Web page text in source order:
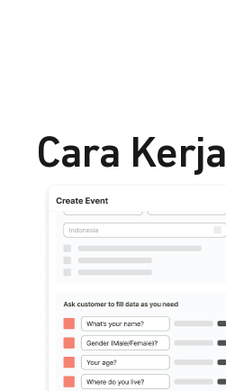
Cara Kerja